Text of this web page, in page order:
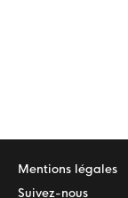
Mentions légales
Suivez-nous